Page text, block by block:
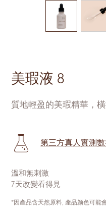
美瑕液 8
質地輕盈的美瑕精華，
第三方真人實測數
溫和無刺激
7天改變看得見
*因產品含天然原料, 產品颜色可能